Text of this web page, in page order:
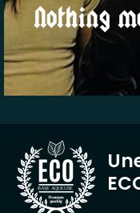
Nothing
BASE AQUEUSE